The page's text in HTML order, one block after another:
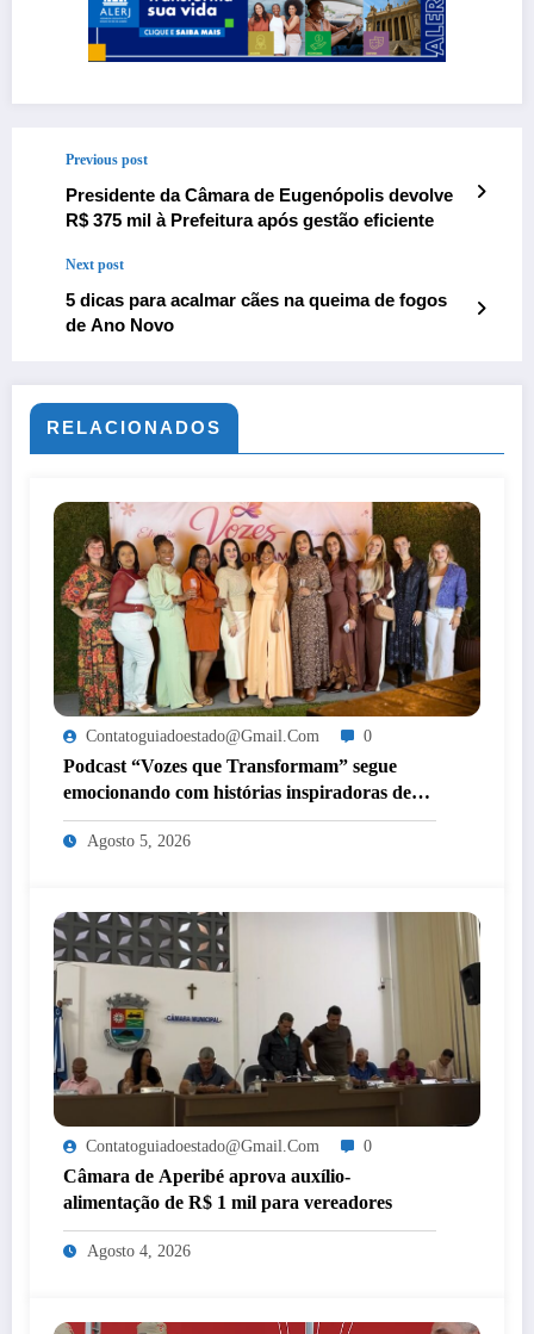
Previous post
Presidente da Câmara de Eugenópolis devolve
R$ 375 mil à Prefeitura após gestão eficiente
Next post
5 dicas para acalmar cães na queima de fogos
de Ano Novo
RELACIONADOS
Contatoguiadoestado@gmail.com 0
Podcast “Vozes que Transformam” segue
emocionando com histórias inspiradoras de
mulheres de Itaperuna
Agosto 5, 2026
Contatoguiadoestado@gmail.com 0
Câmara de Aperibé aprova auxílio-
alimentação de R$ 1 mil para vereadores
Agosto 4, 2026